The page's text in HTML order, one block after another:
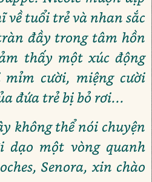
về tuổi trẻ và nhan sắc
đầy trong tâm hồn
thấy một xúc động
cười, miệng cười
đứa trẻ bị bỏ rơi...
không thể nói chuyện
dạo một vòng quanh
Senora, xin chào